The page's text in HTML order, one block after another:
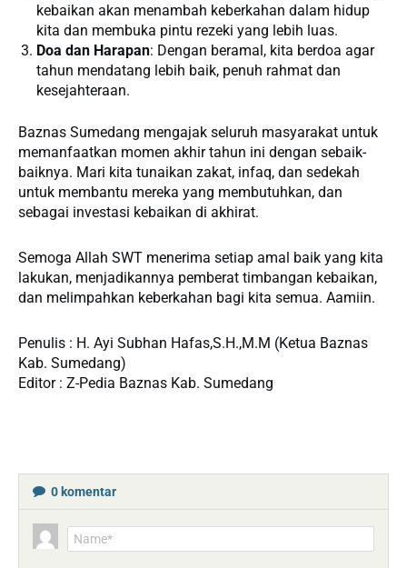
kebaikan akan menambah keberkahan dalam hidup
kita dan membuka pintu rezeki yang lebih luas.
Doa dan Harapan: Dengan beramal, kita berdoa agar
tahun mendatang lebih baik, penuh rahmat dan
kesejahteraan.
Baznas Sumedang mengajak seluruh masyarakat untuk
memanfaatkan momen akhir tahun ini dengan sebaik-
baiknya. Mari kita tunaikan zakat, infaq, dan sedekah
untuk membantu mereka yang membutuhkan, dan
sebagai investasi kebaikan di akhirat.
Semoga Allah SWT menerima setiap amal baik yang kita
lakukan, menjadikannya pemberat timbangan kebaikan,
dan melimpahkan keberkahan bagi kita semua. Aamiin.
Penulis : H. Ayi Subhan Hafas,S.H.,M.M (Ketua Baznas
Kab. Sumedang)
Editor : Z-Pedia Baznas Kab. Sumedang
0 komentar
Name*